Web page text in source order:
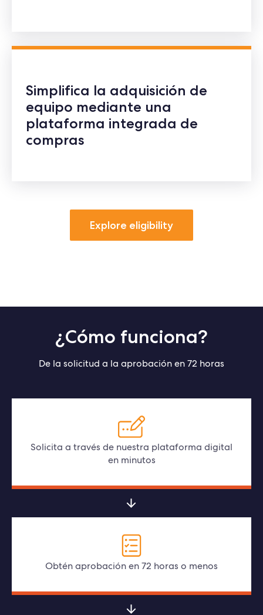
Simplifica la adquisición de
equipo mediante una
plataforma integrada de
compras
Explore eligibility
¿Cómo funciona?
De la solicitud a la aprobación en 72 horas
Solicita a través de nuestra plataforma digital
en minutos
Obtén aprobación en 72 horas o menos